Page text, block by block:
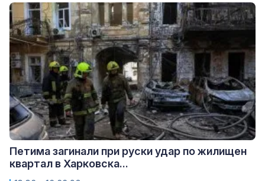
Петима загинали при руски удар по жилищен
квартал в Харковска...